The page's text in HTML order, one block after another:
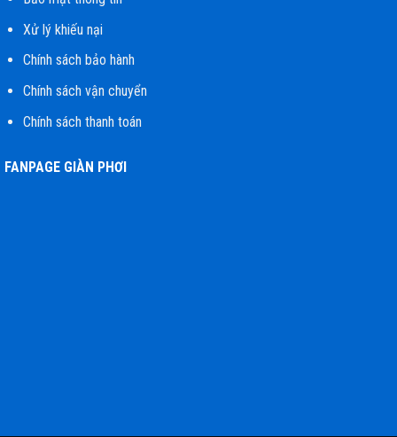
Xử lý khiếu nại
Chính sách bảo hành
Chính sách vận chuyển
Chính sách thanh toán
FANPAGE GIÀN PHƠI